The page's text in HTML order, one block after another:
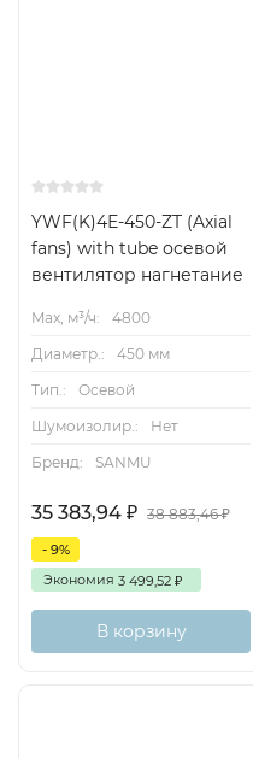
YWF(K)4Е-450-ZT (Axial
fans) with tube осевой
вентилятор нагнетание
Max, м³/ч:
4800
Диаметр.:
450 мм
Тип.:
Осевой
Шумоизолир.:
Нет
Бренд:
SANMU
35 383,94 ₽ 38 883,46₽
- 9%
Экономия 3 499,52 ₽
В корзину